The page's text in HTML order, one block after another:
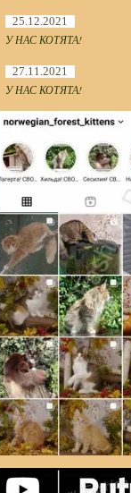
25.12.2021
У НАС КОТЯТА!
27.11.2021
У НАС КОТЯТА!